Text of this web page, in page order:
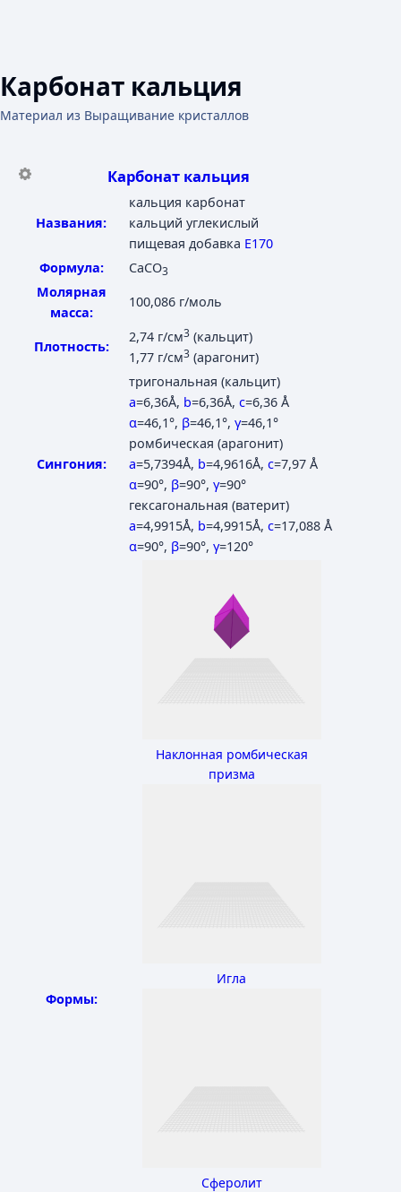
Карбонат кальция
Материал из Выращивание кристаллов
Карбонат кальция
Названия:
кальция карбонат
кальций углекислый
пищевая добавка Е170
Формула:
CaCO3
Молярная
масса:
100,086 г/моль
Плотность:
2,74 г/см3 (кальцит)
1,77 г/см3 (арагонит)
Сингония:
тригональная (кальцит)
a=6,36Å, b=6,36Å, c=6,36 Å
α=46,1°, β=46,1°, γ=46,1°
ромбическая (арагонит)
a=5,7394Å, b=4,9616Å, c=7,97 Å
α=90°, β=90°, γ=90°
гексагональная (ватерит)
a=4,9915Å, b=4,9915Å, c=17,088 Å
α=90°, β=90°, γ=120°
Формы:
Наклонная ромбическая
призма
Игла
Сферолит